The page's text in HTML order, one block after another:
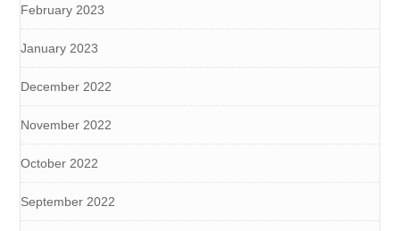
February 2023
January 2023
December 2022
November 2022
October 2022
September 2022